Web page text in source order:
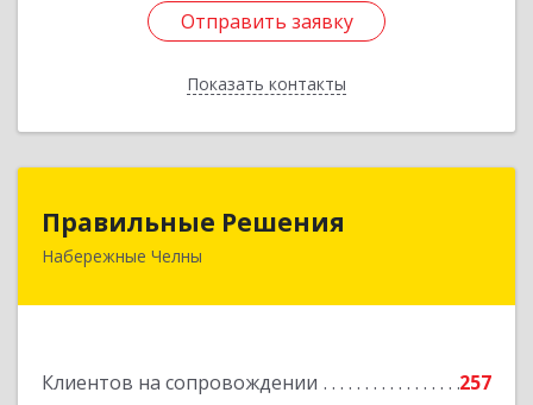
Отправить заявку
Показать контакты
Отправить заявку
Назад
Правильные Решения
Набережные Челны
Клиентов на сопровождении
257
423832, Татарстан Респ, Набережные Челны г,